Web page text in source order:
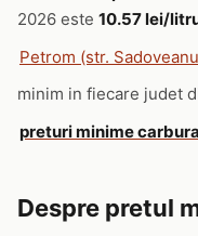
2026 este 10.57 lei/
Petrom (str.
minim in fiecare judet
preturi minime
Despre pretul